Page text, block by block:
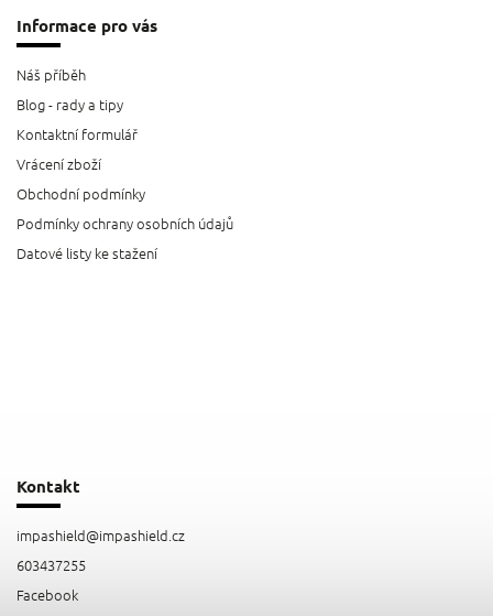
Informace pro vás
Náš příběh
Blog - rady a tipy
Kontaktní formulář
Vrácení zboží
Obchodní podmínky
Podmínky ochrany osobních údajů
Datové listy ke stažení
Kontakt
impashield@impashield.cz
603437255
Facebook